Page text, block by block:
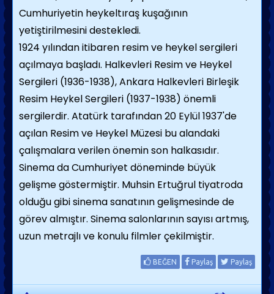
Cumhuriyetin heykeltıraş kuşağının
yetiştirilmesini destekledi.
1924 yılından itibaren resim ve heykel sergileri
açılmaya başladı. Halkevleri Resim ve Heykel
Sergileri (1936-1938), Ankara Halkevleri Birleşik
Resim Heykel Sergileri (1937-1938) önemli
sergilerdir. Atatürk tarafından 20 Eylül 1937'de
açılan Resim ve Heykel Müzesi bu alandaki
çalışmalara verilen önemin son halkasıdır.
Sinema da Cumhuriyet döneminde büyük
gelişme göstermiştir. Muhsin Ertuğrul tiyatroda
olduğu gibi sinema sanatının gelişmesinde de
görev almıştır. Sinema salonlarının sayısı artmış,
uzun metrajlı ve konulu filmler çekilmiştir.
BEĞEN Paylaş Paylaş